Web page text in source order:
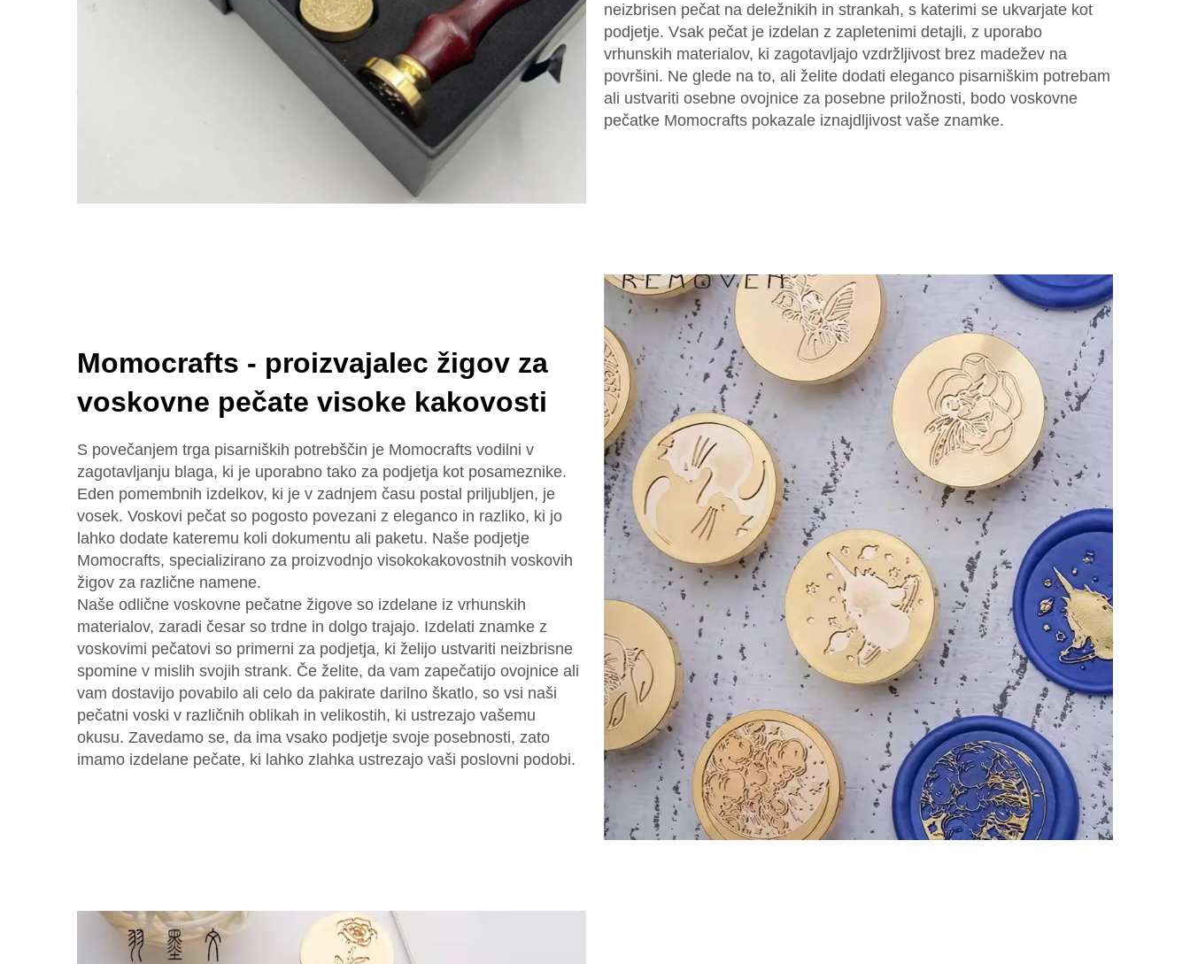
neizbrisen pečat na deležnikih in strankah, s katerimi se ukvarjate kot
podjetje. Vsak pečat je izdelan z zapletenimi detajli, z uporabo
vrhunskih materialov, ki zagotavljajo vzdržljivost brez madežev na
površini. Ne glede na to, ali želite dodati eleganco pisarniškim potrebam
ali ustvariti osebne ovojnice za posebne priložnosti, bodo voskovne
pečatke Momocrafts pokazale iznajdljivost vaše znamke.
Momocrafts - proizvajalec žigov za
voskovne pečate visoke kakovosti
S povečanjem trga pisarniških potrebščin je Momocrafts vodilni v
zagotavljanju blaga, ki je uporabno tako za podjetja kot posameznike.
Eden pomembnih izdelkov, ki je v zadnjem času postal priljubljen, je
vosek. Voskovi pečat so pogosto povezani z eleganco in razliko, ki jo
lahko dodate kateremu koli dokumentu ali paketu. Naše podjetje
Momocrafts, specializirano za proizvodnjo visokokakovostnih voskovih
žigov za različne namene.
Naše odlične voskovne pečatne žigove so izdelane iz vrhunskih
materialov, zaradi česar so trdne in dolgo trajajo. Izdelati znamke z
voskovimi pečatovi so primerni za podjetja, ki želijo ustvariti neizbrisne
spomine v mislih svojih strank. Če želite, da vam zapečatijo ovojnice ali
vam dostavijo povabilo ali celo da pakirate darilno škatlo, so vsi naši
pečatni voski v različnih oblikah in velikostih, ki ustrezajo vašemu
okusu. Zavedamo se, da ima vsako podjetje svoje posebnosti, zato
imamo izdelane pečate, ki lahko zlahka ustrezajo vaši poslovni podobi.